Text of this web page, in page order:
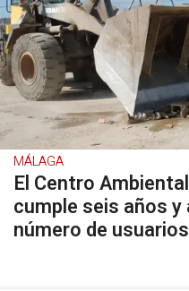
MÁLAGA
El Centro
cumple seis años y
número de usuarios